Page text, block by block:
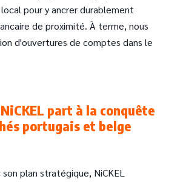
pour y ancrer durablement
de proximité. À terme, nous
d'ouvertures de comptes dans le
part à la conquête
portugais et belge
plan stratégique, NiCKEL